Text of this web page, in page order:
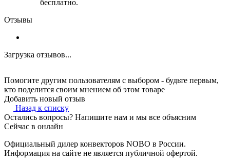
бесплатно.
Отзывы
Загрузка отзывов...
Помогите другим пользователям с выбором - будьте первым,
кто поделится своим мнением об этом товаре
Добавить новый отзыв
Назад к списку
Остались вопросы? Напишите нам и мы все объясним
Сейчас в онлайн
Официальный дилер конвекторов NOBO в России.
Информация на сайте не является публичной офертой.